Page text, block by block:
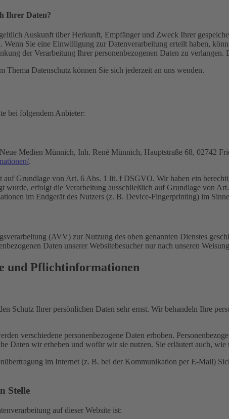
Ihrer Daten?
Auskunft über Herkunft, Empfänger und Zweck Ihrer
Wenn Sie eine Einwilligung zur Datenverarbeitung erteilt haben,
der Verarbeitung Ihrer personenbezogenen Daten zu
Thema Datenschutz können Sie sich jederzeit an uns wenden.
bei folgendem Anbieter:
Medien Münnich, Inh. René Münnich, Hauptstraße 68, 02742
.
Grundlage von Art. 6 Abs. 1 lit. f DSGVO. Wir haben ein
wurde, erfolgt die Verarbeitung ausschließlich auf Grundlage
im Endgerät des Nutzers (z. B. Device-Fingerprinting) im
(AVV) zur Nutzung des oben genannten Dienstes
Daten unserer Websitebesucher nur nach unseren
und Pflicht­informationen
Schutz Ihrer persönlichen Daten sehr ernst. Wir behandeln Ihre
verschiedene personenbezogene Daten erhoben.
Daten wir erheben und wofür wir sie nutzen. Sie erläutert auch,
im Internet (z. B. bei der Kommunikation per E-Mail)
Stelle
auf dieser Website ist: